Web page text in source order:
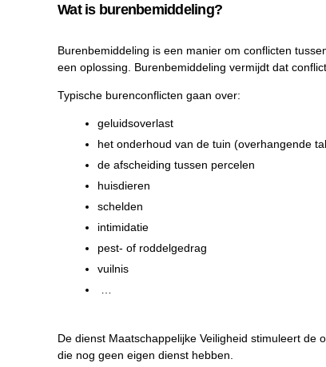
Wat is burenbemiddeling?
Burenbemiddeling is een manier om conflicten
een oplossing. Burenbemiddeling vermijdt dat
Typische burenconflicten gaan over:
geluidsoverlast
het onderhoud van de tuin (overhangende
de afscheiding tussen percelen
huisdieren
schelden
intimidatie
pest- of roddelgedrag
vuilnis
De dienst Maatschappelijke Veiligheid stimuleert
die nog geen eigen dienst hebben.